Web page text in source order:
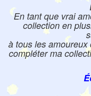
En tant que vrai
collection en
à tous les
compléter ma